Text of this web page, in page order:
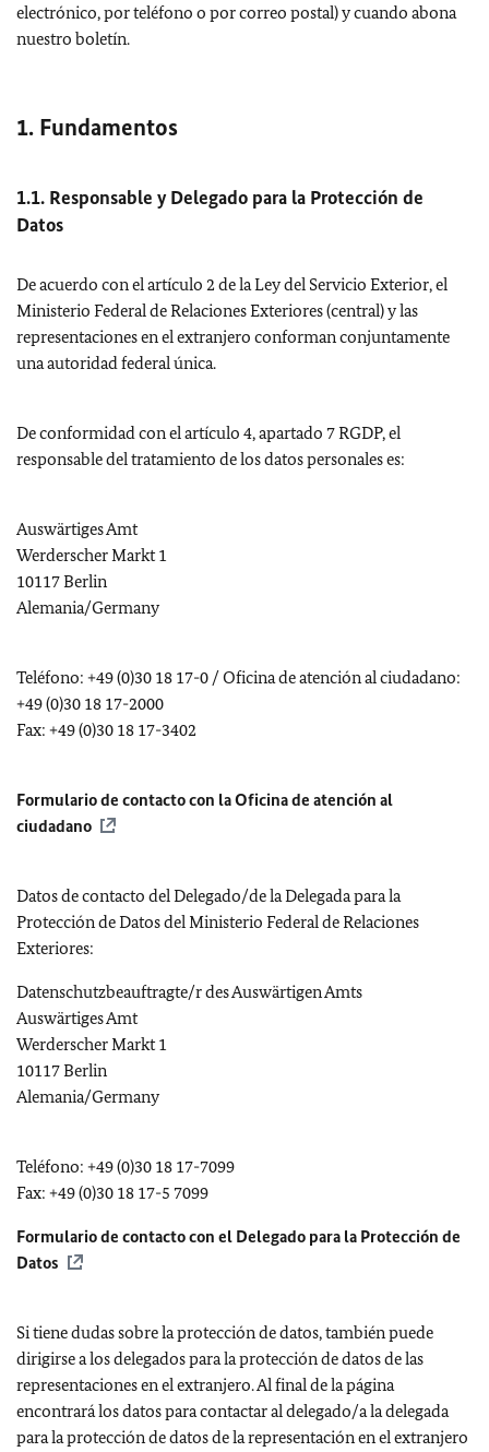
electrónico, por teléfono o por correo postal) y cuando abona
nuestro boletín.
1. Fundamentos
1.1. Responsable y Delegado para la Protección de
Datos
De acuerdo con el artículo 2 de la Ley del Servicio Exterior, el
Ministerio Federal de Relaciones Exteriores (central) y las
representaciones en el extranjero conforman conjuntamente
una autoridad federal única.
De conformidad con el artículo 4, apartado 7 RGDP, el
responsable del tratamiento de los datos personales es:
Auswärtiges Amt
Werderscher Markt 1
10117 Berlin
Alemania/Germany
Teléfono: +49 (0)30 18 17-0 / Oficina de atención al ciudadano:
+49 (0)30 18 17-2000
Fax: +49 (0)30 18 17-3402
Formulario de contacto con la Oficina de atención al
ciudadano
Datos de contacto del Delegado/de la Delegada para la
Protección de Datos del Ministerio Federal de Relaciones
Exteriores:
Datenschutzbeauftragte/r des Auswärtigen Amts
Auswärtiges Amt
Werderscher Markt 1
10117 Berlin
Alemania/Germany
Teléfono: +49 (0)30 18 17-7099
Fax: +49 (0)30 18 17-5 7099
Formulario de contacto con el Delegado para la Protección de
Datos
Si tiene dudas sobre la protección de datos, también puede
dirigirse a los delegados para la protección de datos de las
representaciones en el extranjero. Al final de la página
encontrará los datos para contactar al delegado/a la delegada
para la protección de datos de la representación en el extranjero